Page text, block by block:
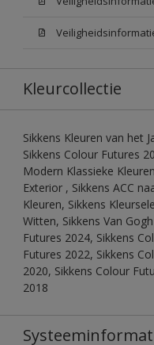
Kleurcollectie
Sikkens Kleuren van het
Sikkens Colour Futures
Modern Klassieke
Exterior , Sikkens ACC
Kleuren, Sikkens
Witten, Sikkens Van
Futures 2024, Sikkens
Futures 2022, Sikkens
2020, Sikkens Colour
2018